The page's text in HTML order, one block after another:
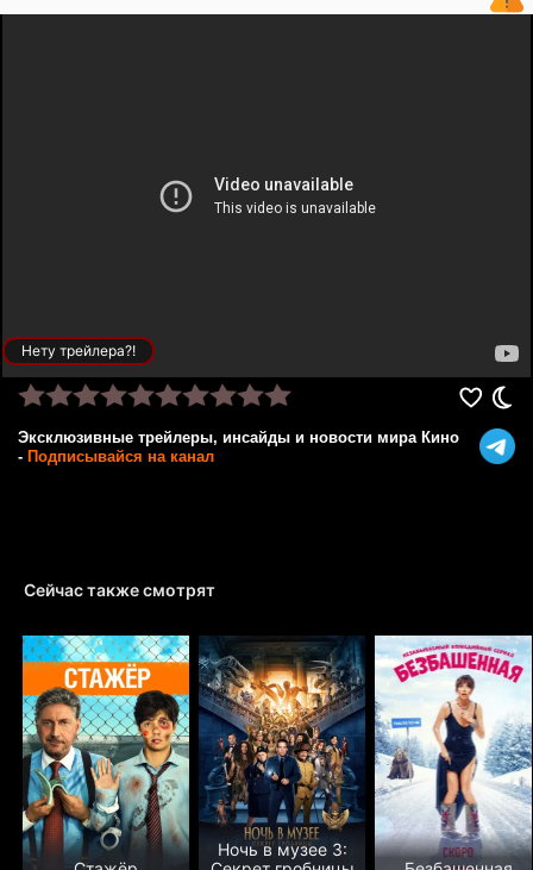
Нету трейлера?!
Эксклюзивные трейлеры, инсайды и новости мира Кино
- Подписывайся на канал
Сейчас также смотрят
Ночь в музее 3: